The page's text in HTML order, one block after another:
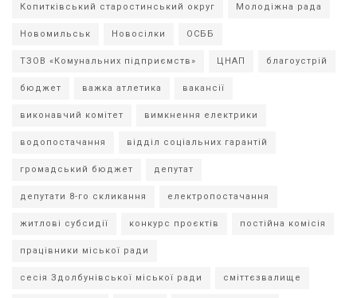
Копитківський старостинський округ Молодіжна рада
Новомильськ Новосілки ОСББ
ТЗОВ «Комунальних підприємств» ЦНАП благоустрій
бюджет важка атлетика вакансії
виконавчий комітет вимкнення електрики
водопостачання відділ соціальних гарантій
громадський бюджет депутат
депутати 8-го скликання електропостачання
житлові субсидії конкурс проєктів постійна комісія
працівники міської ради
сесія Здолбунівської міської ради сміттєзвалище